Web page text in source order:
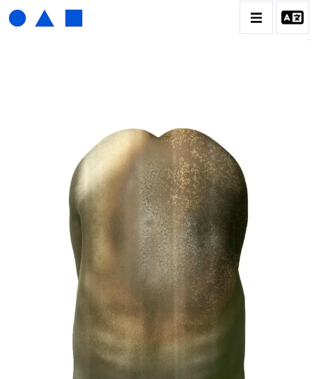
HENRI FOUCAULT
BIOGRAPHIE
CATALOGUE DES OEUVRES
01_SCULPTURE
02_PHOTOGRAPHIQUE
03_COLLAGES
04_DESSINS
05_MONOTYPE
06_ARCHIVES
CONTACT